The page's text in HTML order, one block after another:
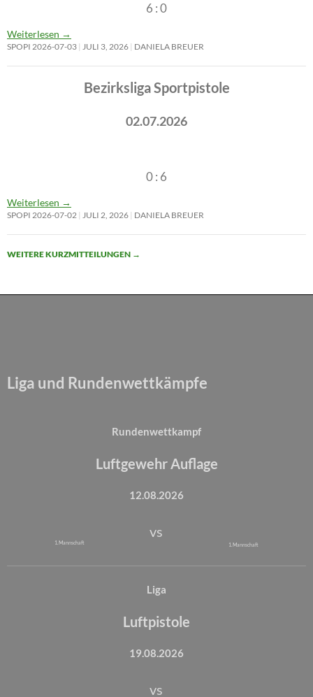
6 : 0
Weiterlesen →
SPOPI 2026-07-03 JULI 3, 2026 DANIELA BREUER
Bezirksliga Sportpistole
02.07.2026
0 : 6
Weiterlesen →
SPOPI 2026-07-02 JULI 2, 2026 DANIELA BREUER
WEITERE KURZMITTEILUNGEN →
Liga und Rundenwettkämpfe
Rundenwettkampf
Luftgewehr Auflage
12.08.2026
1. Mannschaft
vs
1. Mannschaft
Liga
Luftpistole
19.08.2026
vs